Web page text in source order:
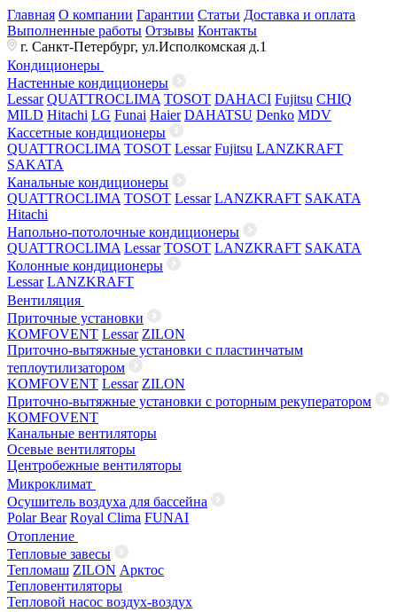
Главная О компании Гарантии Статьи Доставка и оплата
Выполненные работы Отзывы Контакты
г. Санкт-Петербург, ул.Исполкомская д.1
Кондиционеры
Настенные кондиционеры
Lessar QUATTROCLIMA TOSOT DAHACI Fujitsu CHIQ
MILD Hitachi LG Funai Haier DAHATSU Denko MDV
Кассетные кондиционеры
QUATTROCLIMA TOSOT Lessar Fujitsu LANZKRAFT
SAKATA
Канальные кондиционеры
QUATTROCLIMA TOSOT Lessar LANZKRAFT SAKATA
Hitachi
Напольно-потолочные кондиционеры
QUATTROCLIMA Lessar TOSOT LANZKRAFT SAKATA
Колонные кондиционеры
Lessar LANZKRAFT
Вентиляция
Приточные установки
KOMFOVENT Lessar ZILON
Приточно-вытяжные установки с пластинчатым
теплоутилизатором
KOMFOVENT Lessar ZILON
Приточно-вытяжные установки с роторным рекуператором
KOMFOVENT
Канальные вентиляторы
Осевые вентиляторы
Центробежные вентиляторы
Микроклимат
Осушитель воздуха для бассейна
Polar Bear Royal Clima FUNAI
Отопление
Тепловые завесы
Тепломаш ZILON Арктос
Тепловентиляторы
Тепловой насос воздух-воздух